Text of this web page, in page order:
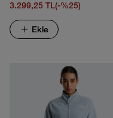
3.299,25 TL(-%25)
Ekle